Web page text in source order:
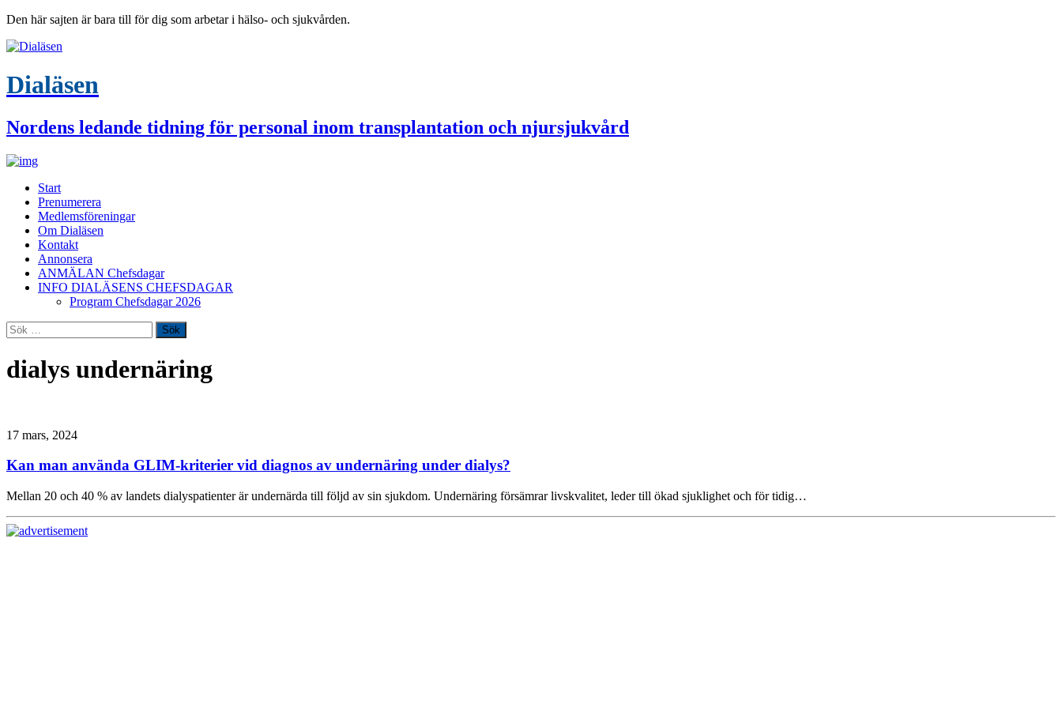
Den här sajten är bara till för dig som arbetar i hälso- och sjukvården.
Dialäsen
Nordens ledande tidning för personal inom transplantation och njursjukvård
Start
Prenumerera
Medlemsföreningar
Om Dialäsen
Kontakt
Annonsera
ANMÄLAN Chefsdagar
INFO DIALÄSENS CHEFSDAGAR
Program Chefsdagar 2026
Sök
efter:
dialys undernäring
17 mars, 2024
Kan man använda GLIM-kriterier vid diagnos av undernäring under dialys?
Mellan 20 och 40 % av landets dialyspatienter är undernärda till följd av sin sjukdom. Undernäring försämrar livskvalitet, leder till ökad sjuklighet och för tidig…